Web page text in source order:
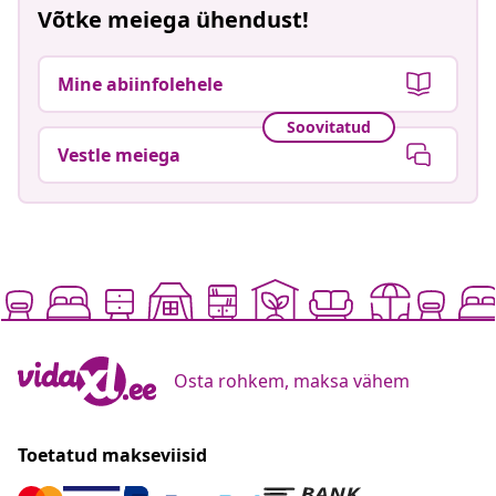
Võtke meiega ühendust!
Mine abiinfolehele
Soovitatud
Vestle meiega
Osta rohkem, maksa vähem
Toetatud makseviisid